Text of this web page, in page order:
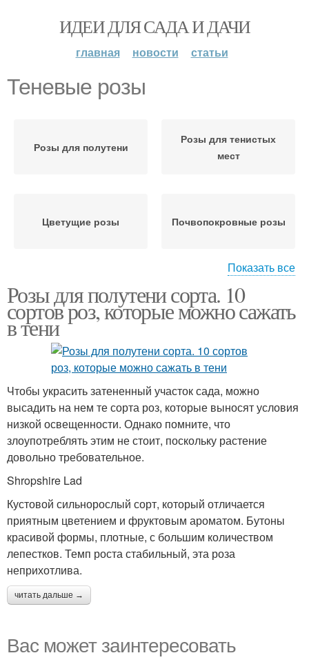
ИДЕИ ДЛЯ САДА И ДАЧИ
главная новости статьи
Теневые розы
Розы для полутени
Розы для тенистых
мест
Цветущие розы Почвопокровные розы
Канадские розы
Розы для полутенистых
мест
Показать все
Розы для полутени сорта. 10
сортов роз, которые можно сажать
в тени
Чтобы украсить затененный участок сада, можно
высадить на нем те сорта роз, которые выносят условия
низкой освещенности. Однако помните, что
злоупотреблять этим не стоит, поскольку растение
довольно требовательное.
Shropshire Lad
Кустовой сильнорослый сорт, который отличается
приятным цветением и фруктовым ароматом. Бутоны
красивой формы, плотные, с большим количеством
лепестков. Темп роста стабильный, эта роза
неприхотлива.
читать дальше →
Вас может заинтересовать